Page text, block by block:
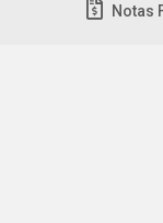
Notas